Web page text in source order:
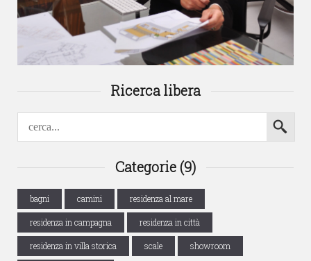
Ricerca libera
Categorie (9)
bagni camini residenza al mare
residenza in campagna residenza in città
residenza in villa storica scale showroom